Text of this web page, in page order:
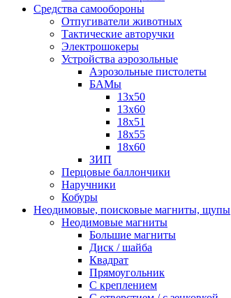
Средства самообороны
Отпугиватели животных
Тактические авторучки
Электрошокеры
Устройства аэрозольные
Аэрозольные пистолеты
БАМы
13х50
13х60
18х51
18х55
18х60
ЗИП
Перцовые баллончики
Наручники
Кобуры
Неодимовые, поисковые магниты, щупы
Неодимовые магниты
Большие магниты
Диск / шайба
Квадрат
Прямоугольник
С креплением